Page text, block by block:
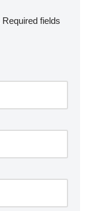
Required fields